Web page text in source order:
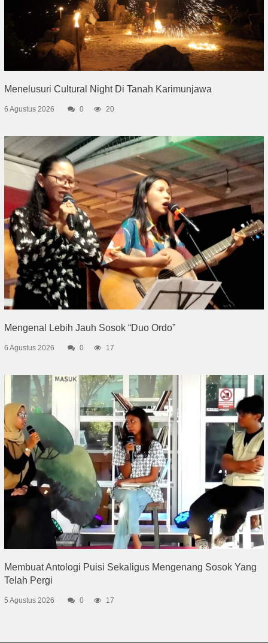
Menelusuri Cultural Night Di Tanah Karimunjawa
6 Agustus 2026 0 20
Mengenal Lebih Jauh Sosok “Duo Ordo”
6 Agustus 2026 0 17
Membuat Antologi Puisi Sekaligus Mengenang Sosok Yang
Telah Pergi
5 Agustus 2026 0 17